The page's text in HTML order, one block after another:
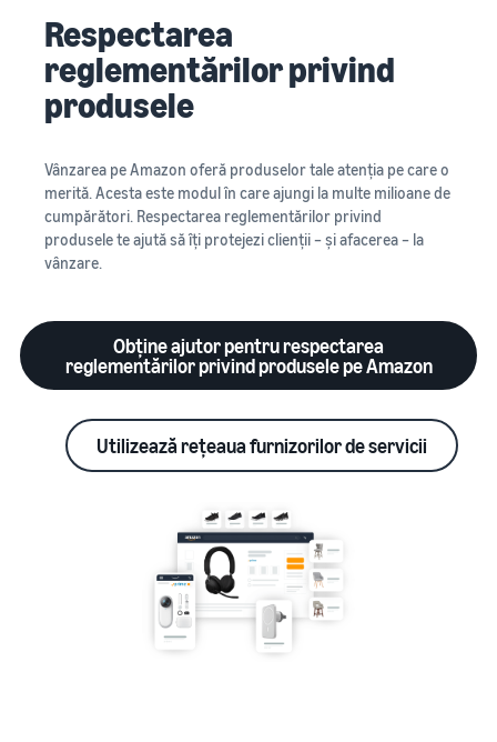
Respectarea
reglementărilor privind
produsele
Vânzarea pe Amazon oferă produselor tale atenția pe care o
merită. Acesta este modul în care ajungi la multe milioane de
cumpărători. Respectarea reglementărilor privind
produsele te ajută să îți protejezi clienții – și afacerea – la
vânzare.
Obține ajutor pentru respectarea
reglementărilor privind produsele pe Amazon
Utilizează rețeaua furnizorilor de servicii